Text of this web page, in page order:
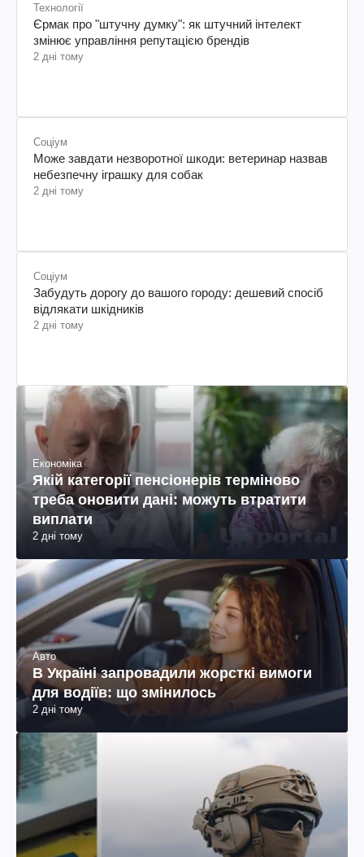
Технології
Єрмак про "штучну думку": як штучний інтелект
змінює управління репутацією брендів
2 дні тому
Соціум
Може завдати незворотної шкоди: ветеринар назвав
небезпечну іграшку для собак
2 дні тому
Соціум
Забудуть дорогу до вашого городу: дешевий спосіб
відлякати шкідників
2 дні тому
Економіка
Якій категорії пенсіонерів терміново
треба оновити дані: можуть втратити
виплати
2 дні тому
Авто
В Україні запровадили жорсткі вимоги
для водіїв: що змінилось
2 дні тому